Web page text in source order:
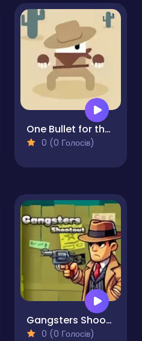
One Bullet for the West
0 (0 Голосів)
Gangsters Shootout
0 (0 Голосів)